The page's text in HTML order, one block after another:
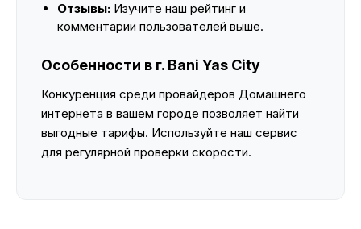
Отзывы: Изучите наш рейтинг и
комментарии пользователей выше.
Особенности в г. Bani Yas City
Конкуренция среди провайдеров Домашнего
интернета в вашем городе позволяет найти
выгодные тарифы. Используйте наш сервис
для регулярной проверки скорости.